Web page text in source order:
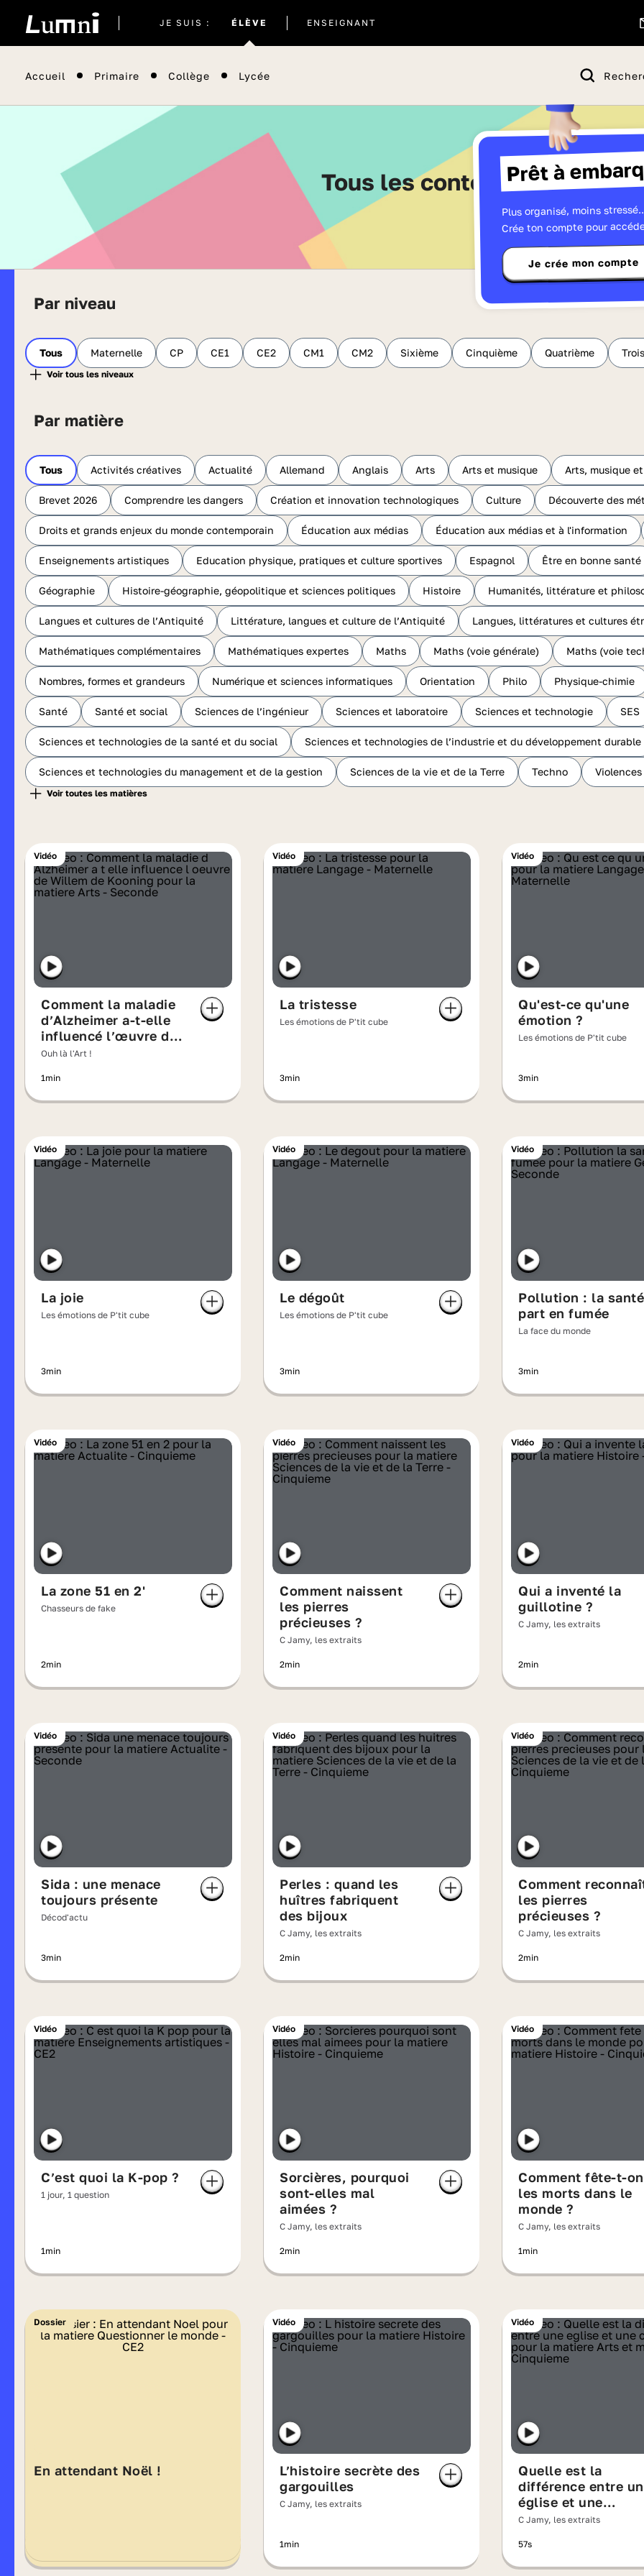
JE SUIS : ÉLÈVE
actuel
ENSEIGNANT
Accueil Primaire Collège Lycée
Prêt à
Plus organisé, moins
Crée ton compte pour
Je crée mon compte
Tous les contenus - Page 179
Par niveau
Tous Maternelle CP CE1 CE2 CM1 CM2 Sixième Cinquième Quatrième
Par matière
Tous Activités créatives Actualité Allemand Anglais Arts Arts et musique Arts, musique
Brevet 2026 Comprendre les dangers Création et innovation technologiques Culture Découverte des
Droits et grands enjeux du monde contemporain Éducation aux médias Éducation aux médias et à l'information
Enseignements artistiques Education physique, pratiques et culture sportives Espagnol Être en bonne santé
Géographie Histoire-géographie, géopolitique et sciences politiques Histoire Humanités, littérature et
Langues et cultures de l’Antiquité Littérature, langues et culture de l’Antiquité Langues, littératures et cultures
Mathématiques complémentaires Mathématiques expertes Maths Maths (voie générale) Maths (voie
Nombres, formes et grandeurs Numérique et sciences informatiques Orientation Philo Physique-chimie
Santé Santé et social Sciences de l’ingénieur Sciences et laboratoire Sciences et technologie SES
Sciences et technologies de la santé et du social Sciences et technologies de l’industrie et du développement durable
Sciences et technologies du management et de la gestion Sciences de la vie et de la Terre Techno
Vidéo
Comment la maladie
d’Alzheimer a-t-elle
influencé l’œuvre de
Willem de Kooning ?
Ouh là l'Art !
1min
Vidéo
La tristesse
Les émotions de P'tit cube
3min
Vidéo
Qu'est-ce qu'une
émotion ?
Les émotions de P'tit cube
3min
Vidéo
La joie
Les émotions de P'tit cube
3min
Vidéo
Le dégoût
Les émotions de P'tit cube
3min
Vidéo
Pollution : la santé
part en fumée
La face du monde
3min
Vidéo
La zone 51 en 2'
Chasseurs de fake
2min
Vidéo
Comment naissent
les pierres
précieuses ?
C Jamy, les extraits
2min
Vidéo
Qui a inventé la
guillotine ?
C Jamy, les extraits
2min
Vidéo
Sida : une menace
toujours présente
Décod'actu
3min
Vidéo
Perles : quand les
huîtres fabriquent
des bijoux
C Jamy, les extraits
2min
Vidéo
Comment
les pierres
précieuses ?
C Jamy, les extraits
2min
Vidéo
C’est quoi la K-pop ?
1 jour, 1 question
1min
Vidéo
Sorcières, pourquoi
sont-elles mal
aimées ?
C Jamy, les extraits
2min
Vidéo
Comment fête-t-on
les morts dans le
monde ?
C Jamy, les extraits
1min
Dossier
En attendant Noël !
Vidéo
L’histoire secrète des
gargouilles
C Jamy, les extraits
1min
Vidéo
Quelle est la
différence entre
église et une
cathédrale ?
C Jamy, les extraits
57s